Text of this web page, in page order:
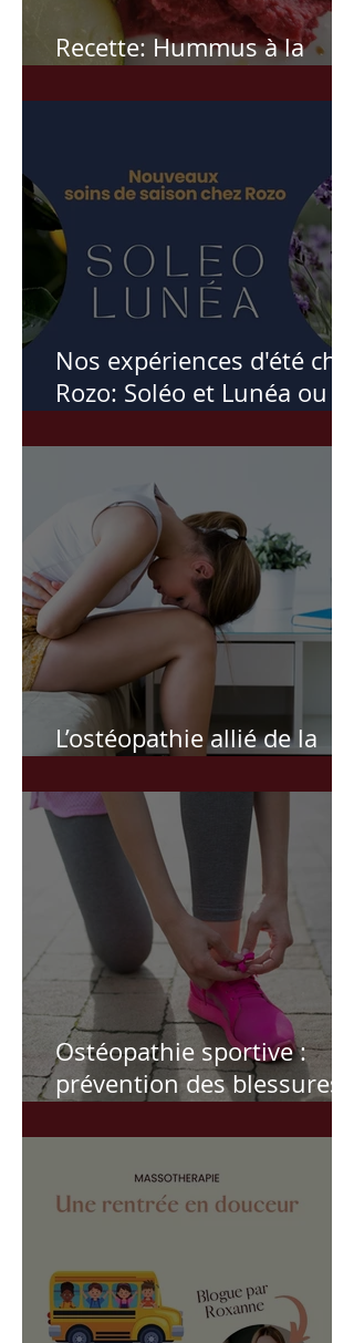
Recette: Hummus à la
Nos expériences d'été chez
Rozo: Soléo et Lunéa ou
ces soins
L’ostéopathie allié de la
Ostéopathie sportive :
prévention des blessures,
et suivi personnalisé pour
athlètes et sportifs actifs.